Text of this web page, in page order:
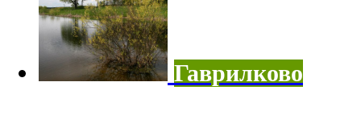
Гаврилково